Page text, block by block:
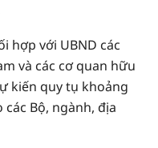
hợp với UBND các
và các cơ quan hữu
kiến quy tụ khoảng
Bộ, ngành, địa